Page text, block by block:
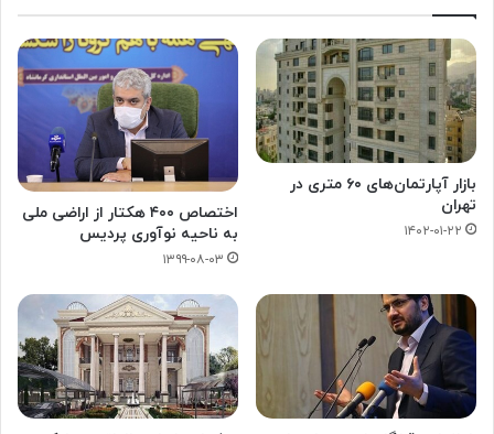
بازار آپارتمان‌های ۶۰ متری در
تهران
۱۴۰۲-۰۱-۲۲
اختصاص ۴۰۰ هکتار از اراضی ملی
به ناحیه نوآوری پردیس
۱۳۹۹-۰۸-۰۳